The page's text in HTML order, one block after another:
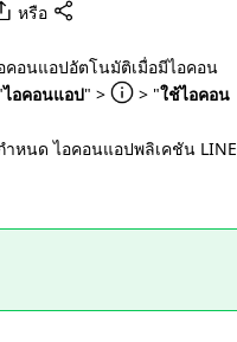
หรือ
คอนแอปอัตโนมัติเมื่อมีไอคอน
ไอคอนแอป" > > "ใช้ไอคอน
ำหนด ไอคอนแอปพลิเคชัน LINE